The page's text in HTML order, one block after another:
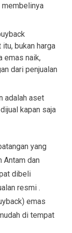
membelinya
bukan harga
emas naik,
dari penjualan
adalah aset
kapan saja
yang
Antam dan
dibeli
resmi .
emas
di tempat